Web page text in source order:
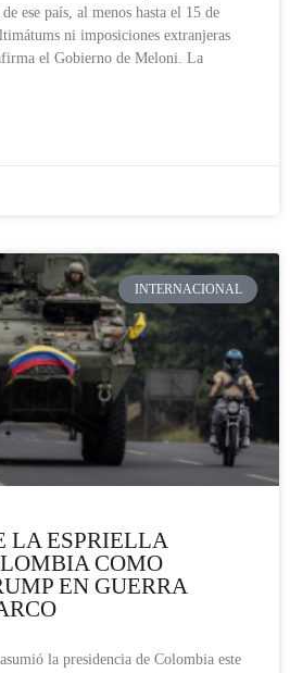
ese país, al menos hasta el 15 de
ni imposiciones extranjeras
el Gobierno de Meloni. La
INTERNACIONAL
LA ESPRIELLA
COMO
EN GUERRA
la presidencia de Colombia este